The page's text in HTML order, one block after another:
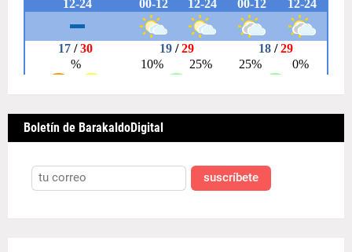
Boletín de BarakaldoDigital
suscríbete